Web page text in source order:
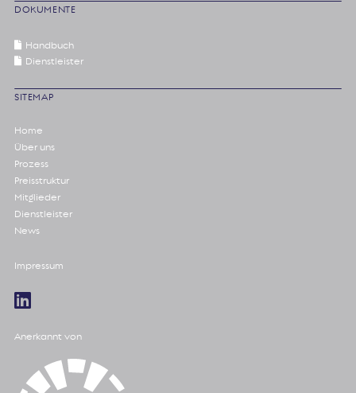
DOKUMENTE
Handbuch
Dienstleister
SITEMAP
Home
Über uns
Prozess
Preisstruktur
Mitglieder
Dienstleister
News
Impressum
Anerkannt von